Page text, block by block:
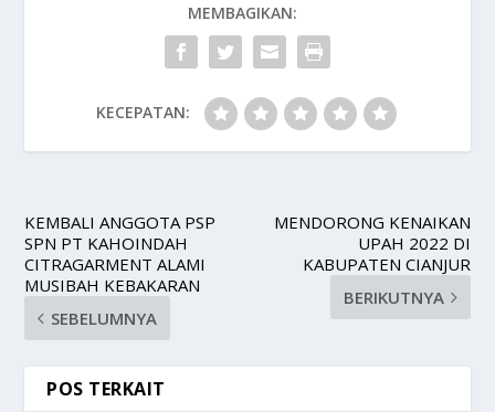
MEMBAGIKAN:
KECEPATAN:
KEMBALI ANGGOTA PSP
SPN PT KAHOINDAH
CITRAGARMENT ALAMI
MUSIBAH KEBAKARAN
SEBELUMNYA
MENDORONG KENAIKAN
UPAH 2022 DI
KABUPATEN CIANJUR
BERIKUTNYA
POS TERKAIT